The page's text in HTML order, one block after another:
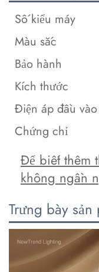
Số kiểu máy
Màu sắc
Bảo hành
Kích thước
Điện áp đầu vào
Chứng chỉ
Để biết thêm
không ngần
Trưng bày sản